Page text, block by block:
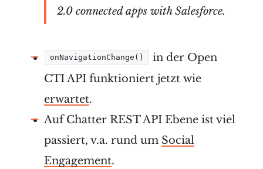
2.0 connected apps with Salesforce.
onNavigationChange()
in der Open
CTI API funktioniert jetzt wie
erwartet.
Auf Chatter REST API Ebene ist viel
passiert, v.a. rund um Social
Engagement.